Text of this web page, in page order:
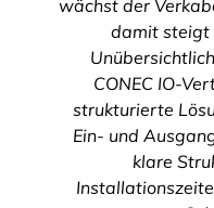
wächst der
damit steigt
CONEC IO-
strukturierte
Ein- und
klare